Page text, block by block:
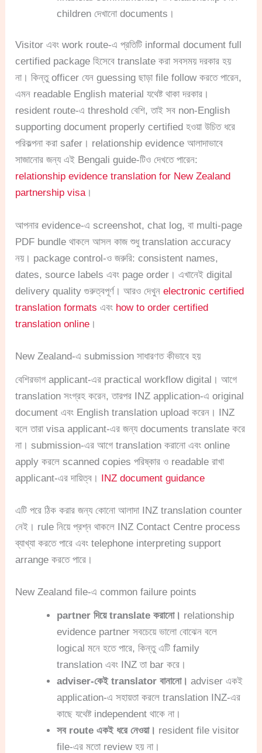
children দেখানো documents।
Visitor এবং work route-এ প্রতিটি informal document full
certified package হিসেবে translate করা সবসময় দরকার হয়
না। কিন্তু officer যেন guessing ছাড়া file follow করতে পারেন,
এমন readable English material যথেষ্ট থাকা দরকার।
resident route-এ threshold বেশি, তাই সব non-English
supporting document properly certified হওয়া উচিত ধরে
পরিকল্পনা করা safer। relationship evidence আলাদাভাবে
সাজানোর জন্য এই Bengali guide-টিও দেখতে পারেন:
relationship evidence translation for New Zealand
partnership visa।
আপনার evidence-এ screenshot, chat log, বা multi-page
PDF bundle থাকলে আসল কাজ শুধু translation accuracy
নয়। package control-ও জরুরি: consistent names,
dates, source labels এবং page order। এখানেই digital
delivery quality গুরুত্বপূর্ণ। আরও দেখুনelectronic certified
translation formats এবং how to order certified
translation online ।
New Zealand-এ submission সাধারণত কীভাবে হয়
বেশিরভাগ applicant-এর practical workflow digital। আগে
translation সংগ্রহ করেন, তারপর INZ application-এ original
document এবং English translation upload করেন। INZ
বলে তারা visa applicant-এর জন্য documents translate করে
না। submission-এর আগে translation করানো এবং online
apply করলে scanned copies পরিষ্কার ও readable রাখা
applicant-এর দায়িত্ব। INZ document guidance
এটি পরে ঠিক করার জন্য কোনো আলাদা INZ translation counter
নেই। rule নিয়ে প্রশ্ন থাকলে INZ Contact Centre process
ব্যাখ্যা করতে পারে এবং telephone interpreting support
arrange করতে পারে।
New Zealand file-এ common failure points
partner দিয়ে translate করানো। relationship
evidence partner সবচেয়ে ভালো বোঝেন বলে
logical মনে হতে পারে, কিন্তু এটি family
translation এবং INZ তা bar করে।
adviser-কেই translator বানানো। adviser একই
application-এ সহায়তা করলে translation INZ-এর
কাছে যথেষ্ট independent থাকে না।
সব route একই ধরে নেওয়া। resident file visitor
file-এর মতো review হয় না।